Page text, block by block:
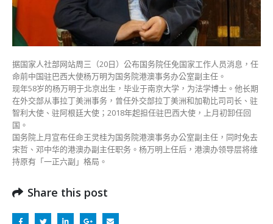
中
据国家人社部网站周三（20日）公布国务院任免国家工作人员消息，任
命前中国驻巴西大使杨万明为国务院港澳事务办公室副主任。
现年58岁的杨万明于北京出生，毕业于南京大学，为法学博士。他长期
在外交部从事拉丁美洲事务，曾任外交部拉丁美洲和加勒比司司长、驻
智利大使、驻阿根廷大使；2018年起担任驻巴西大使，上月初卸任回
国。
国务院上月宣布任命王灵桂为国务院港澳事务办公室副主任，同时免去
宋哲、邓中华的港澳办副主任职务。杨万明上任后，港澳办领导层将维
持原有「一正六副」格局。
Share this post